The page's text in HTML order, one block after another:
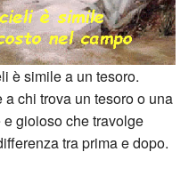
è simile a un tesoro.
chi trova un tesoro o una
gioioso che travolge
tra prima e dopo.